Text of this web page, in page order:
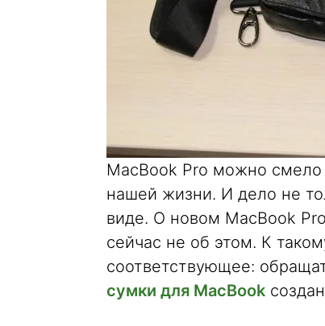
MacBook Pro можно
нашей жизни. И дело не
виде. О новом MacBook
сейчас не об этом. К
соответствующее:
сумки для MacBook